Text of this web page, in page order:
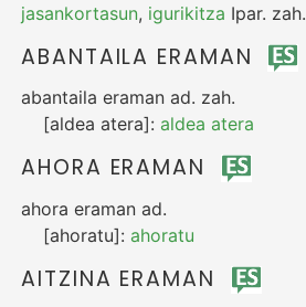
jasankortasun, igurikitza Ipar. zah.
ABANTAILA ERAMAN
abantaila eraman ad. zah.
[aldea atera]:aldea atera
AHORA ERAMAN
ahora eraman ad.
[ahoratu]:ahoratu
AITZINA ERAMAN